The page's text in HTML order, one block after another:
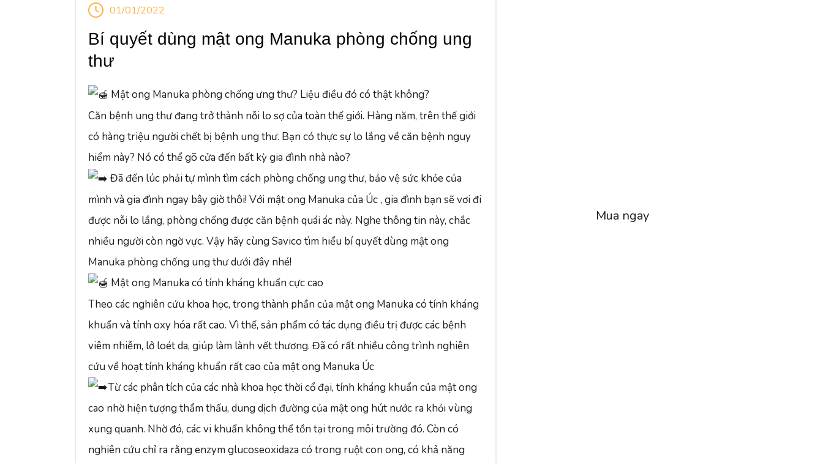
01/01/2022
Bí quyết dùng mật ong Manuka phòng chống ung
thư
Mật ong Manuka phòng chống ưng thư? Liệu điều đó có thật không?
Căn bệnh ung thư đang trở thành nỗi lo sợ của toàn thế giới. Hàng năm, trên thế giới
có hàng triệu người chết bị bệnh ung thư. Bạn có thực sự lo lắng về căn bệnh nguy
hiểm này? Nó có thể gõ cửa đến bất kỳ gia đình nhà nào?
Đã đến lúc phải tự mình tìm cách phòng chống ung thư, bảo vệ sức khỏe của
mình và gia đình ngay bây giờ thôi! Với mật ong Manuka của Úc , gia đình bạn sẽ vơi đi
được nỗi lo lắng, phòng chống được căn bệnh quái ác này. Nghe thông tin này, chắc
nhiều người còn ngờ vực. Vậy hãy cùng Savico tìm hiểu bí quyết dùng mật ong
Manuka phòng chống ung thư dưới đây nhé!
Mật ong Manuka có tính kháng khuẩn cực cao
Theo các nghiên cứu khoa học, trong thành phần của mật ong Manuka có tính kháng
khuẩn và tính oxy hóa rất cao. Vì thế, sản phẩm có tác dụng điều trị được các bệnh
viêm nhiễm, lở loét da, giúp làm lành vết thương. Đã có rất nhiều công trình nghiên
cứu về hoạt tính kháng khuẩn rất cao của mật ong Manuka Úc
Từ các phân tích của các nhà khoa học thời cổ đại, tính kháng khuẩn của mật ong
cao nhờ hiện tượng thẩm thấu, dung dịch đường của mật ong hút nước ra khỏi vùng
xung quanh. Nhờ đó, các vi khuẩn không thể tồn tại trong môi trường đó. Còn có
nghiên cứu chỉ ra rằng enzym glucoseoxidaza có trong ruột con ong, có khả năng
Mua ngay